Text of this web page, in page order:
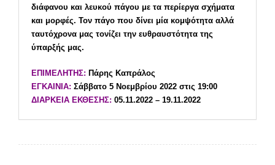
διάφανου και λευκού πάγου με τα περίεργα σχήματα
και μορφές. Τον πάγο που δίνει μία κομψότητα αλλά
ταυτόχρονα μας τονίζει την ευθραυστότητα της
ύπαρξής μας.
ΕΠΙΜΕΛΗΤΗΣ: Πάρης Καπράλος
ΕΓΚΑΙΝΙΑ: Σάββατο 5 Νοεμβρίου 2022 στις 19:00
ΔΙΑΡΚΕΙΑ ΕΚΘΕΣΗΣ: 05.11.2022 – 19.11.2022